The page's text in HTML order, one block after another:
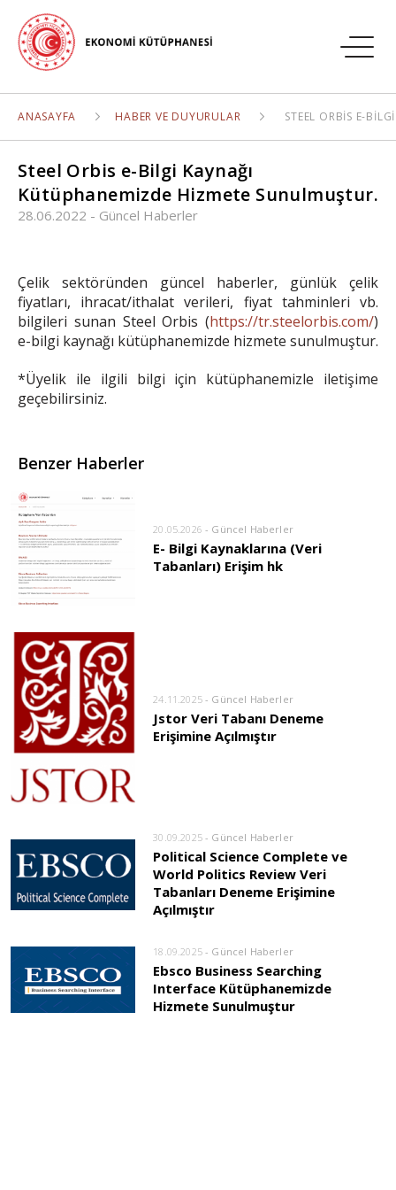
ANASAYFA HABER VE DUYURULAR STEEL ORBIS E-
Steel Orbis e-Bilgi Kaynağı
Kütüphanemizde Hizmete Sunulmuştur.
28.06.2022 - Güncel Haberler
Çelik sektöründen güncel haberler, günlük çelik
fiyatları, ihracat/ithalat verileri, fiyat tahminleri vb.
bilgileri sunan Steel Orbis (https://tr.steelorbis.com/)
e-bilgi kaynağı kütüphanemizde hizmete sunulmuştur.
*Üyelik ile ilgili bilgi için kütüphanemizle iletişime
geçebilirsiniz.
Benzer Haberler
20.05.2026 - Güncel Haberler
E- Bilgi Kaynaklarına (Veri
Tabanları) Erişim hk
24.11.2025- Güncel Haberler
Jstor Veri Tabanı Deneme
Erişimine Açılmıştır
30.09.2025- Güncel Haberler
Political Science Complete ve
World Politics Review Veri
Tabanları Deneme Erişimine
Açılmıştır
18.09.2025- Güncel Haberler
Ebsco Business Searching
Interface Kütüphanemizde
Hizmete Sunulmuştur